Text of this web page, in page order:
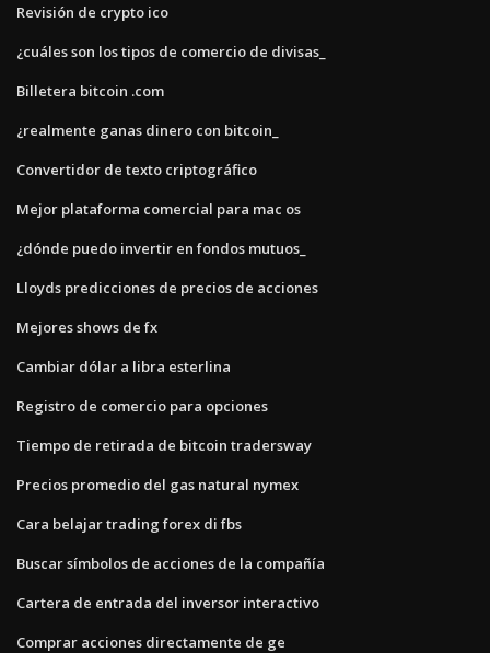
Revisión de crypto ico
¿cuáles son los tipos de comercio de divisas_
Billetera bitcoin .com
¿realmente ganas dinero con bitcoin_
Convertidor de texto criptográfico
Mejor plataforma comercial para mac os
¿dónde puedo invertir en fondos mutuos_
Lloyds predicciones de precios de acciones
Mejores shows de fx
Cambiar dólar a libra esterlina
Registro de comercio para opciones
Tiempo de retirada de bitcoin tradersway
Precios promedio del gas natural nymex
Cara belajar trading forex di fbs
Buscar símbolos de acciones de la compañía
Cartera de entrada del inversor interactivo
Comprar acciones directamente de ge